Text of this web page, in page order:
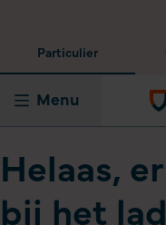
Particulier
Menu
Helaas,
bij het